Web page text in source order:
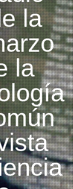
la
la